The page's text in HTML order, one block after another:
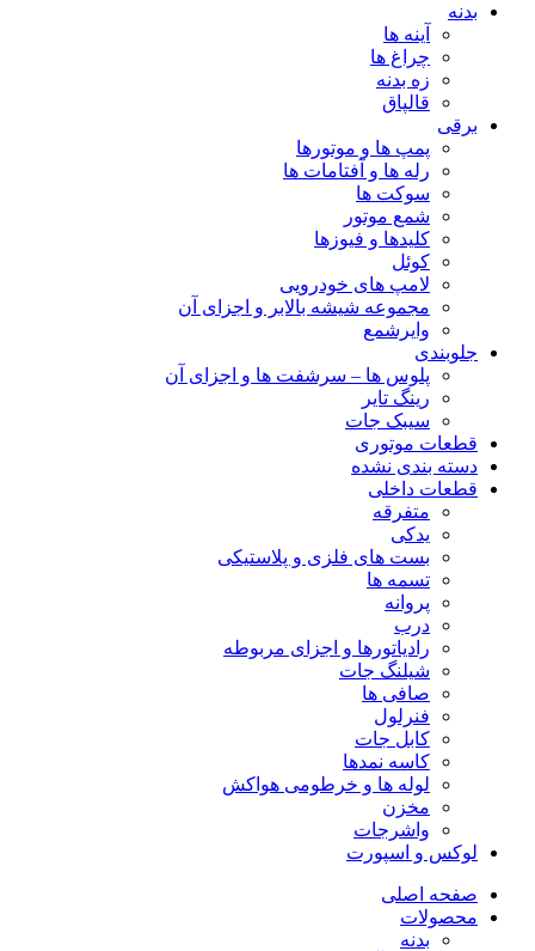
بدنه
آینه ها
چراغ ها
زه بدنه
قالپاق
برقی
پمپ ها و موتورها
رله ها و آفتامات ها
سوکت ها
شمع موتور
کلیدها و فیوزها
کوئل
لامپ های خودرویی
مجموعه شیشه بالابر و اجزای آن
وایرشمع
جلوبندی
پلوس ها – سرشفت ها و اجزای آن
رینگ تایر
سیبک جات
قطعات موتوری
دسته بندی نشده
قطعات داخلی
متفرقه
یدکی
بست های فلزی و پلاستیکی
تسمه ها
پروانه
درب
رادیاتورها و اجزای مربوطه
شیلنگ جات
صافی ها
فنرلول
کابل جات
کاسه نمدها
لوله ها و خرطومی هواکش
مخزن
واشرجات
لوکس و اسپورت
صفحه اصلی
محصولات
بدنه